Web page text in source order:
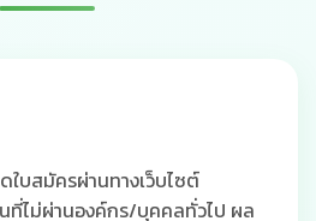
ใบสมัครผ่านทางเว็บไซต์
ไม่ผ่านองค์กร/บุคคลทั่วไป ผล